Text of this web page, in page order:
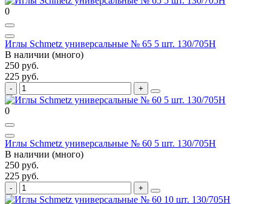
0
Иглы Schmetz универсальные № 65 5 шт. 130/705H
В наличии (много)
250 руб.
225 руб.
0
Иглы Schmetz универсальные № 60 5 шт. 130/705H
В наличии (много)
250 руб.
225 руб.